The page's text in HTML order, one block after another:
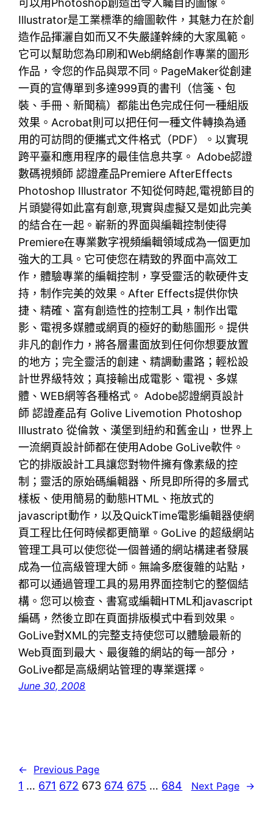
可以用Photoshop創造出令人矚目的圖像。
Illustrator是工業標準的繪圖軟件，其魅力在於創
造作品揮灑自如而又不失嚴謹幹練的大家風範。
它可以幫助您為印刷和Web網絡創作專業的圖形
作品，令您的作品與眾不同。PageMaker從創建
一頁的宣傳單到多達999頁的書刊（信箋、包
裝、手冊、新聞稿）都能出色完成任何一種組版
效果。Acrobat則可以把任何一種文件轉換為通
用的可訪問的便攜式文件格式（PDF）。以實現
跨平臺和應用程序的最佳信息共享。 Adobe認證
數碼視頻師 認證產品Premiere AfterEffects
Photoshop Illustrator 不知從何時起,電視節目的
片頭變得如此富有創意,現實與虛擬又是如此完美
的結合在一起。嶄新的界面與編輯控制使得
Premiere在專業數字視頻編輯領域成為一個更加
強大的工具。它可使您在精致的界面中高效工
作，體驗專業的編輯控制，享受靈活的軟硬件支
持，制作完美的效果。After Effects提供你快
捷、精確、富有創造性的控制工具，制作出電
影、電視多媒體或網頁的極好的動態圖形。提供
非凡的創作力，將各層畫面放到任何你想要放置
的地方；完全靈活的創建、精調動畫路；輕松設
計世界級特效；真接輸出成電影、電視、多媒
體、WEB網等各種格式。 Adobe認證網頁設計
師 認證產品有 Golive Livemotion Photoshop
Illustrato 從倫敦、漢堡到紐約和舊金山，世界上
一流網頁設計師都在使用Adobe GoLive軟件。
它的排版設計工具讓您對物件擁有像素級的控
制；靈活的原始碼編輯器、所見即所得的多層式
樣板、使用簡易的動態HTML、拖放式的
javascript動作，以及QuickTime電影編輯器使網
頁工程比任何時候都更簡單。GoLive 的超級網站
管理工具可以使您從一個普通的網站構建者發展
成為一位高級管理大師。無論多麽復雜的站點，
都可以通過管理工具的易用界面控制它的整個結
構。您可以檢查、書寫或編輯HTML和javascript
編碼，然後立即在頁面排版模式中看到效果。
GoLive對XML的完整支持使您可以體驗最新的
Web頁面到最大、最復雜的網站的每一部分，
GoLive都是高級網站管理的專業選擇。
June 30, 2008
← Previous Page
1 … 671 672 673 674 675 … 684 Next Page →